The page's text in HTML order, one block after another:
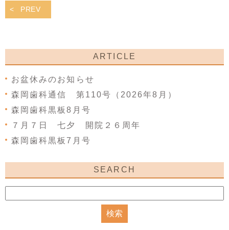
PREV
ARTICLE
お盆休みのお知らせ
森岡歯科通信 第110号（2026年8月）
森岡歯科黒板8月号
７月７日 七夕 開院２６周年
森岡歯科黒板7月号
SEARCH